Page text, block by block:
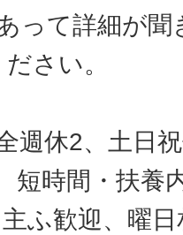
って詳細が
さい。
週休2、土日
短時間・扶養
ふ歓迎、曜